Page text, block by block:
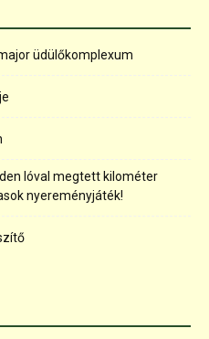
üdülőkomplexum
lóval megtett kilométer
nyereményjáték!